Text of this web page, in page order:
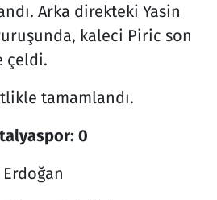
Arka direkteki Yasin
kaleci Piric son
çeldi.
tamamlandı.
0